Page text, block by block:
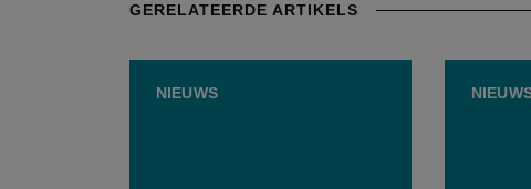
GERELATEERDE ARTIKELS
NIEUWS